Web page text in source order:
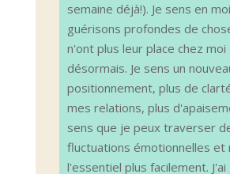
semaine déjà!). Je sens en
guérisons profondes de
n'ont plus leur place chez moi
désormais. Je sens un
positionnement, plus de
mes relations, plus
sens que je peux traverser
fluctuations émotionnelles et
l'essentiel plus facilement.